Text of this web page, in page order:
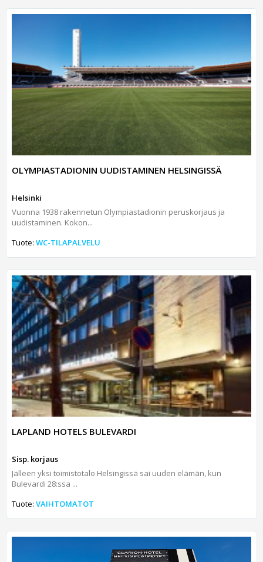
OLYMPIASTADIONIN UUDISTAMINEN HELSINGISSÄ
Helsinki
Vuonna 1938 rakennetun Olympiastadionin peruskorjaus ja
uudistaminen. Kokon...
Tuote: WC-TILAPALVELU
LAPLAND HOTELS BULEVARDI
Sisp. korjaus
Jälleen yksi toimistotalo Helsingissä sai uuden elämän, kun
Bulevardi 28:ssa ...
Tuote: VAIHTOMATOT